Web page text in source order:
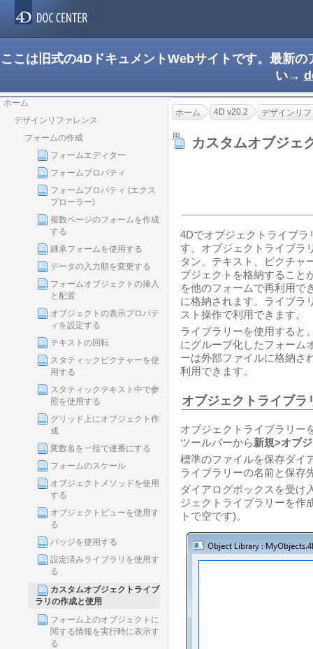
ここは旧式の4DドキュメントWebサイトです。最新
い→
ホーム
デザインリファレンス
フォームの作成
フォームエディター
フォームプロパティ
フォームプロパティ (エクス
プローラー)
複数ページのフォームを作成
する
継承フォームを使用する
データの入力順を変更する
フォームオブジェクトの挿入
と配置
オブジェクトの表示プロパテ
ィを設定する
テキストの回転
スタティックピクチャーを使
用する
スタティックテキスト中で参
照を使用する
グリッド上にオブジェクト作
成
変数名を一括で連番にする
フォームのスケール
オブジェクトメソッドを使用
する
オブジェクトビューを使用す
る
バッジを使用する
設定済みライブラリを使用す
る
カスタムオブジェクトライブ
ラリの作成と使用
フォーム上のオブジェクトに
関する情報を実行時に表示す
る
ホーム 4D v20.2 デザインリ
用 カスタムオブジェ
4Dでオブジェクトライブ
す。オブジェクトライブラ
タン、テキスト、ピクチャ
ブジェクトを格納すること
を他のフォームで再利用で
に格納されます。ライブラ
スト操作で利用できます。
ライブラリーを使用すると
にグループ化したフォーム
ーは外部ファイルに格納さ
利用できます。
オブジェクトライブラ
オブジェクトライブラリー
ツールバーから新規>オブ
標準のファイルを保存ダイ
ライブラリーの名前と保存
ダイアログボックスを受け
ジェクトライブラリーを作
トで空です)。